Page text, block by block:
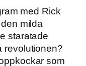
med Rick
milda
staratade
revolutionen?
som